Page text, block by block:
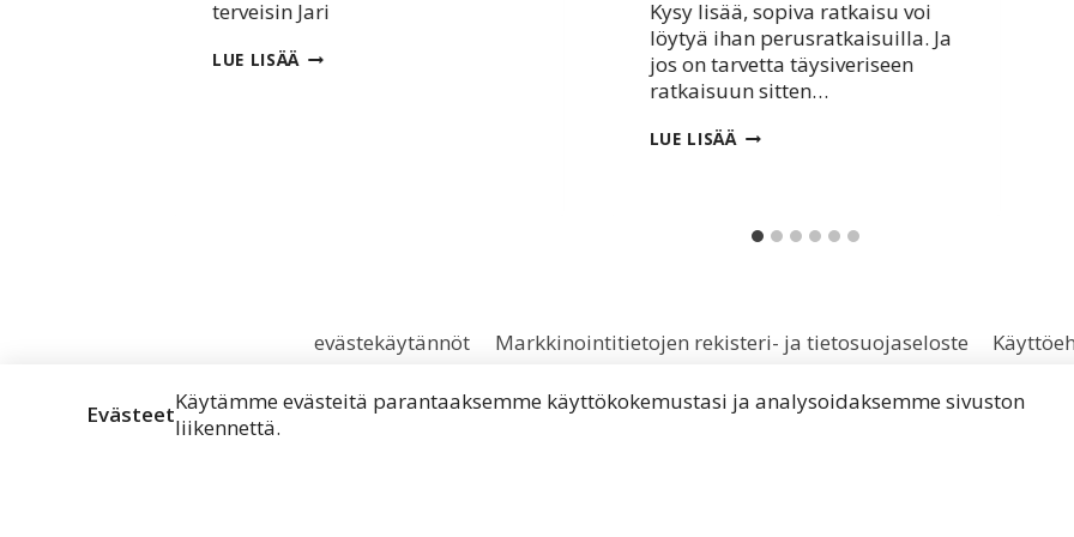
terveisin Jari
LUE LISÄÄ WINDOWS
Kysy lisää, sopiva ratkaisu voi
löytyä ihan perusratkaisuilla. Ja
jos on tarvetta täysiveriseen
ratkaisuun sitten…
LUE LISÄÄ VALVONTAKAMEROILLE
evästekäytännöt Markkinointitietojen rekisteri- ja tietosuojaseloste
© 2026 DoAudit Oy - Lappeenranta
EvästeetKäytämme evästeitä parantaaksemme käyttökokemustasi ja analysoidaksemme sivuston
liikennettä.